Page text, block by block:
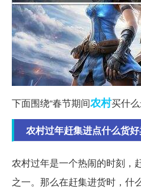
下面围绕“春节期间农村买什
农村过年赶集进点什么货
农村过年是一个热闹的时刻，
之一。那么在赶集进货时，什